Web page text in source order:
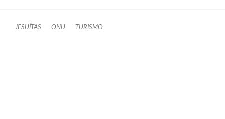
JESUÍTAS ONU TURISMO